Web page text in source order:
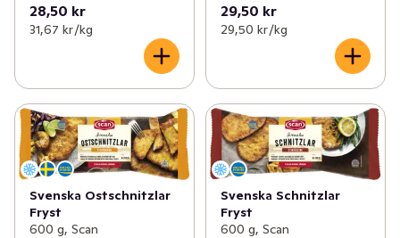
28,50 kr
31,67 kr /kg
29,50 kr
29,50 kr /kg
Svenska Ostschnitzlar
Fryst
600 g, Scan
Svenska Schnitzlar
Fryst
600 g, Scan